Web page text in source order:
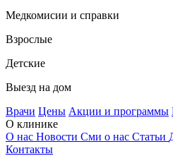
Медкомисии и справки
Взрослые
Детские
Выезд на дом
Врачи Цены Акции и программы
О клинике
О нас Новости Сми о нас Статьи
Контакты